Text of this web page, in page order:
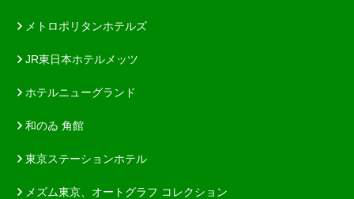
メトロポリタンホテルズ
JR東日本ホテルメッツ
ホテルニューグランド
和のゐ 角館
東京ステーションホテル
メズム東京、オートグラフ コレクション